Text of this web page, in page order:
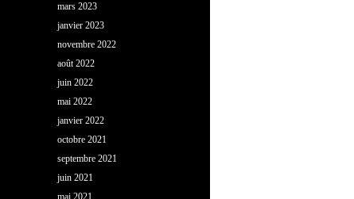
mars 2023
janvier 2023
novembre 2022
août 2022
juin 2022
mai 2022
janvier 2022
octobre 2021
septembre 2021
juin 2021